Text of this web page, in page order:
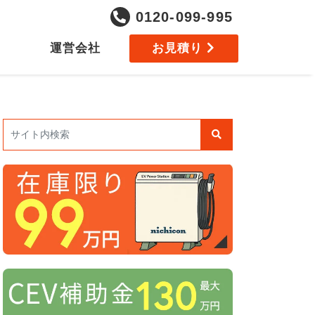
0120-099-995
運営会社 お見積り
検索: